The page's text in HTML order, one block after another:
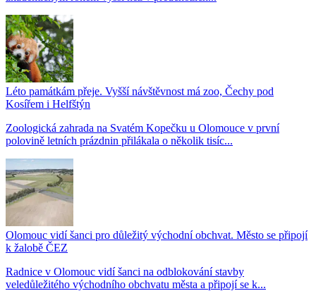
Léto památkám přeje. Vyšší návštěvnost má zoo, Čechy pod
Kosířem i Helfštýn
Zoologická zahrada na Svatém Kopečku u Olomouce v první
polovině letních prázdnin přilákala o několik tisíc...
Olomouc vidí šanci pro důležitý východní obchvat. Město se připojí
k žalobě ČEZ
Radnice v Olomouc vidí šanci na odblokování stavby
veledůležitého východního obchvatu města a připojí se k...